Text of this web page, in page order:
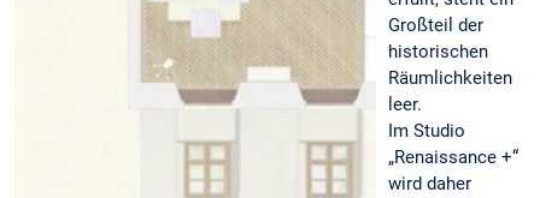
Großteil der
historischen
Räumlichkeiten
leer.
Im Studio
„Renaissance +“
wird daher